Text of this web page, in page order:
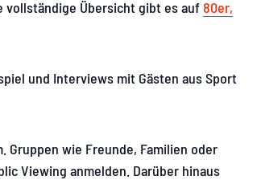
vollständige Übersicht gibt es auf80er,
und Interviews mit Gästen aus Sport
Gruppen wie Freunde, Familien oder
Viewing anmelden. Darüber hinaus